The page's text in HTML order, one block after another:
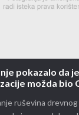
pokazalo da
možda bio
ruševina drevnog